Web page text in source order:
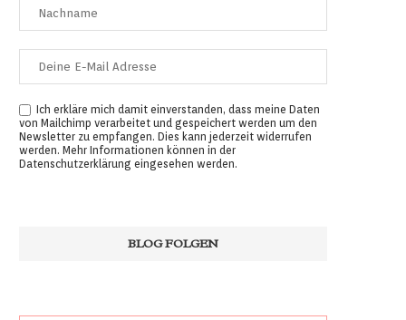
Ich erkläre mich damit einverstanden, dass meine Daten
von Mailchimp verarbeitet und gespeichert werden um den
Newsletter zu empfangen. Dies kann jederzeit widerrufen
werden. Mehr Informationen können in der
Datenschutzerklärung eingesehen werden.